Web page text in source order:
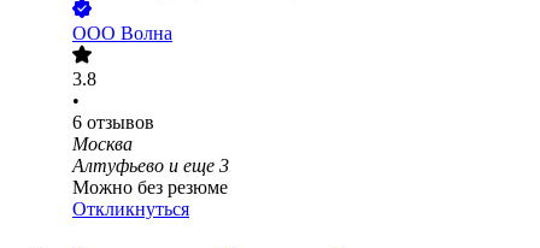
ООО Волна
3.8
•
6 отзывов
Москва
Алтуфьево и еще 3
Можно без резюме
Откликнуться